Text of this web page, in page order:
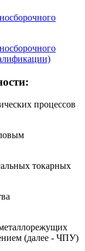
процессов
токарных
(далее - ЧПУ)